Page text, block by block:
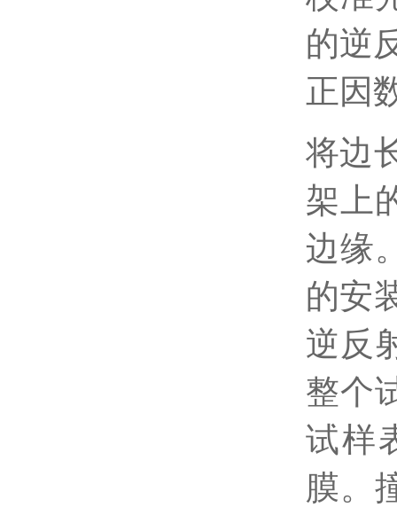
的逆
正因
将边
架上
边缘
的安
逆反
整个
试样
膜。